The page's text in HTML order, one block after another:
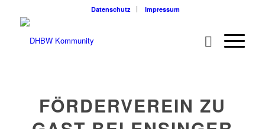
Datenschutz Impressum
FÖRDERVEREIN ZU